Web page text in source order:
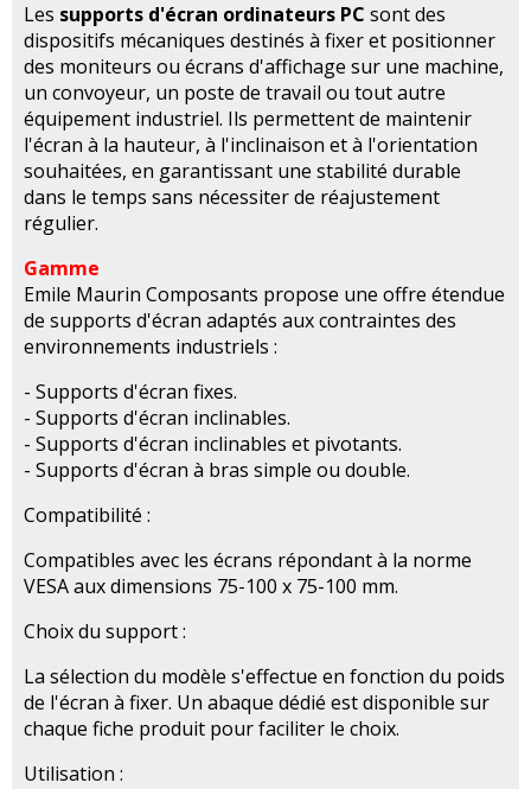
Les supports d'écran ordinateurs PC sont des
dispositifs mécaniques destinés à fixer et positionner
des moniteurs ou écrans d'affichage sur une machine,
un convoyeur, un poste de travail ou tout autre
équipement industriel. Ils permettent de maintenir
l'écran à la hauteur, à l'inclinaison et à l'orientation
souhaitées, en garantissant une stabilité durable
dans le temps sans nécessiter de réajustement
régulier.
Gamme
Emile Maurin Composants propose une offre étendue
de supports d'écran adaptés aux contraintes des
environnements industriels :
- Supports d'écran fixes.
- Supports d'écran inclinables.
- Supports d'écran inclinables et pivotants.
- Supports d'écran à bras simple ou double.
Compatibilité :
Compatibles avec les écrans répondant à la norme
VESA aux dimensions 75-100 x 75-100 mm.
Choix du support :
La sélection du modèle s'effectue en fonction du poids
de l'écran à fixer. Un abaque dédié est disponible sur
chaque fiche produit pour faciliter le choix.
Utilisation :